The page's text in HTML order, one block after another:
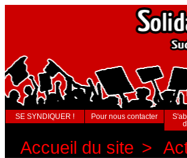
SE SYNDIQUER ! Pour nous contacter
Accueil du site >